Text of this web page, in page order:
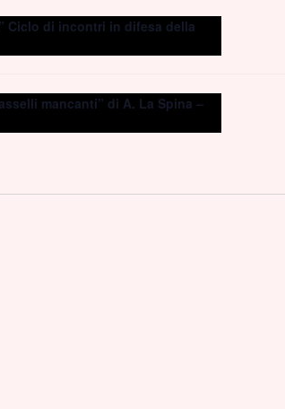
Ciclo di incontri in difesa della
mancanti” di A. La Spina –